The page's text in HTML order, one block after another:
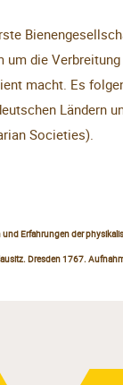
um die Verbreitung
macht. Es
Ländern
Societies).
Erfahrungen der
Dresden 1767.